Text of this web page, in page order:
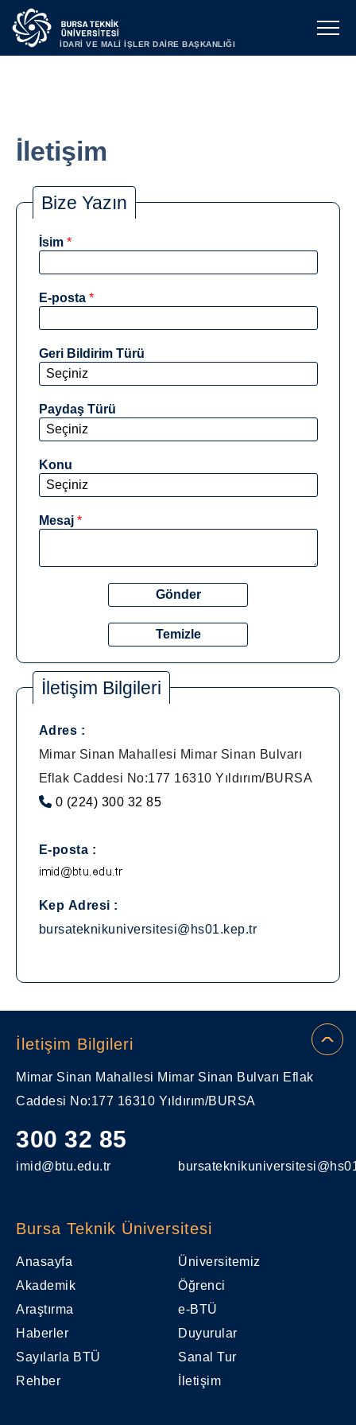
İDARİ VE MALİ İŞLER DAİRE BAŞKANLIĞI
İletişim
Bize Yazın
İsim *
E-posta *
Geri Bildirim Türü
Paydaş Türü
Konu
Mesaj *
İletişim Bilgileri
Adres :
Mimar Sinan Mahallesi Mimar Sinan Bulvarı
Eflak Caddesi No:177 16310 Yıldırım/BURSA
0 (224) 300 32 85
E-posta :
Kep Adresi :
bursateknikuniversitesi@hs01.kep.tr
İletişim Bilgileri
Mimar Sinan Mahallesi Mimar Sinan Bulvarı Eflak
Caddesi No:177 16310 Yıldırım/BURSA
300 32 85
imid@btu.edu.tr
Bursa Teknik Üniversitesi
Anasayfa
Üniversitemiz
Akademik
Öğrenci
Araştırma
e-BTÜ
Haberler
Duyurular
Sayılarla BTÜ
Sanal Tur
Rehber
İletişim